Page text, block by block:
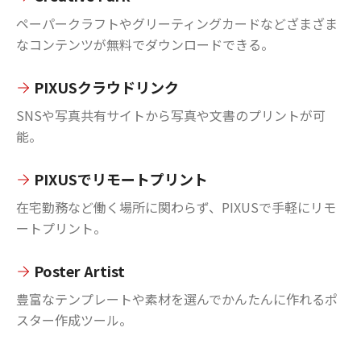
ペーパークラフトやグリーティングカードなどざまざま
なコンテンツが無料でダウンロードできる。
PIXUSクラウドリンク
SNSや写真共有サイトから写真や文書のプリントが可
能。
PIXUSでリモートプリント
在宅勤務など働く場所に関わらず、PIXUSで手軽にリモ
ートプリント。
Poster Artist
豊富なテンプレートや素材を選んでかんたんに作れるポ
スター作成ツール。